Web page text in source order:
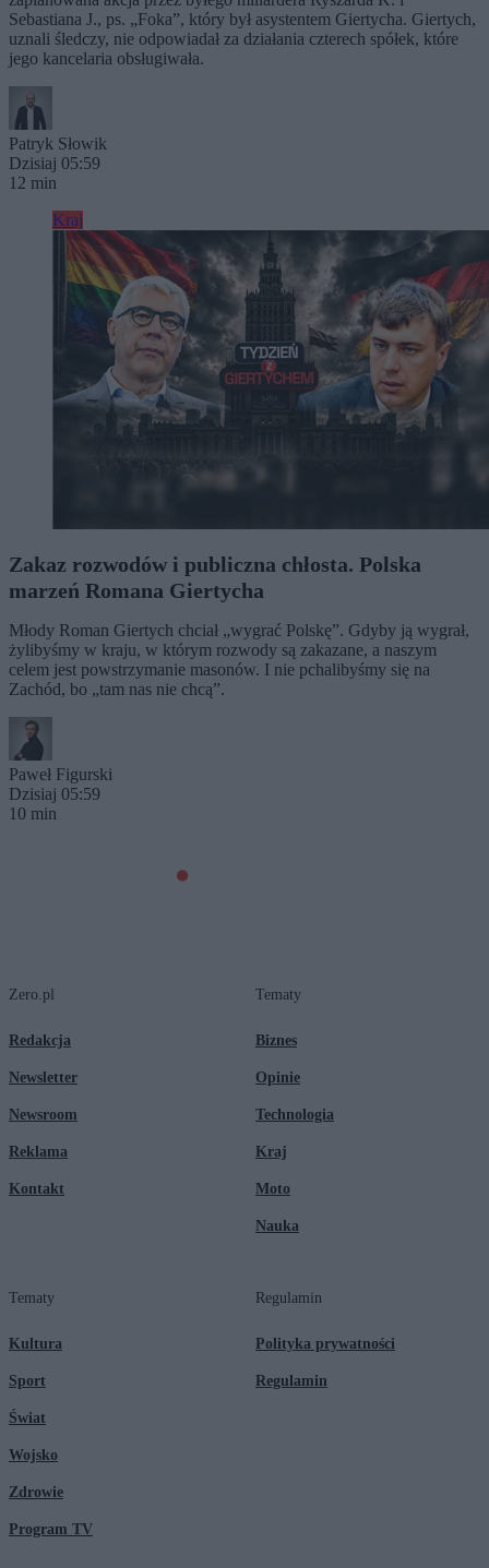
Sebastiana J., ps. „Foka”, który był asystentem Giertycha. Giertych,
uznali śledczy, nie odpowiadał za działania czterech spółek, które
jego kancelaria obsługiwała.
Patryk Słowik
Dzisiaj 05:59
12 min
Kraj
Zakaz rozwodów i publiczna chłosta. Polska
marzeń Romana Giertycha
Młody Roman Giertych chciał „wygrać Polskę”. Gdyby ją wygrał,
żylibyśmy w kraju, w którym rozwody są zakazane, a naszym
celem jest powstrzymanie masonów. I nie pchalibyśmy się na
Zachód, bo „tam nas nie chcą”.
Paweł Figurski
Dzisiaj 05:59
10 min
Zero.pl
Redakcja
Newsletter
Newsroom
Reklama
Kontakt
Tematy
Biznes
Opinie
Technologia
Kraj
Moto
Nauka
Tematy
Kultura
Sport
Świat
Wojsko
Zdrowie
Program TV
Regulamin
Polityka prywatności
Regulamin